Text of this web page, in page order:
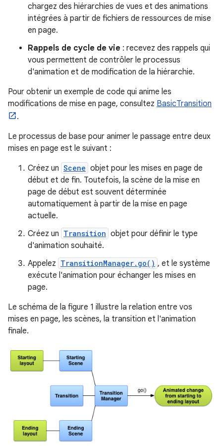
chargez des hiérarchies de vues et des animations
intégrées à partir de fichiers de ressources de mise
en page.
Rappels de cycle de vie : recevez des rappels qui
vous permettent de contrôler le processus
d'animation et de modification de la hiérarchie.
Pour obtenir un exemple de code qui anime les
modifications de mise en page, consultez BasicTransition
.
Le processus de base pour animer le passage entre deux
mises en page est le suivant :
Créez un Scene objet pour les mises en page de
début et de fin. Toutefois, la scène de la mise en
page de début est souvent déterminée
automatiquement à partir de la mise en page
actuelle.
Créez un Transition objet pour définir le type
d'animation souhaité.
Appelez TransitionManager.go() , et le système
exécute l'animation pour échanger les mises en
page.
Le schéma de la figure 1 illustre la relation entre vos
mises en page, les scènes, la transition et l'animation
finale.